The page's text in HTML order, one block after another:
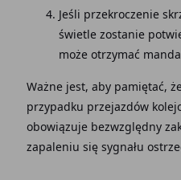
Jeśli przekroczenie
świetle zostanie
może otrzymać
Ważne jest, aby pamiętać,
przypadku przejazdów
obowiązuje bezwzględny
zapaleniu się sygnału